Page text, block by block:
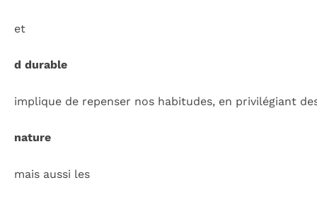
et
d durable
implique de repenser nos habitudes, en privilégiant
nature
mais aussi les